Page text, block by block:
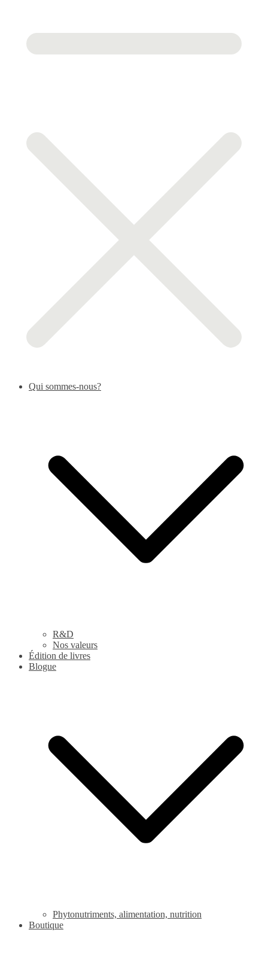
Qui sommes-nous?
R&D
Nos valeurs
Édition de livres
Blogue
Phytonutriments, alimentation, nutrition
Boutique